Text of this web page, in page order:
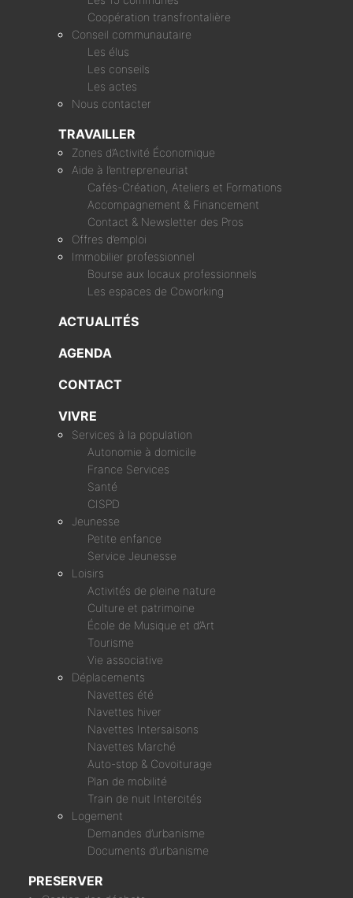
Coopération transfrontalière
Conseil communautaire
Les élus
Les conseils
Les actes
Nous contacter
TRAVAILLER
Zones d’Activité Économique
Aide à l’entrepreneuriat
Cafés-Création, Ateliers et Formations
Accompagnement & Financement
Contact & Newsletter des Pros
Offres d’emploi
Immobilier professionnel
Bourse aux locaux professionnels
Les espaces de Coworking
ACTUALITÉS
AGENDA
CONTACT
VIVRE
Services à la population
Autonomie à domicile
France Services
Santé
CISPD
Jeunesse
Petite enfance
Service Jeunesse
Loisirs
Activités de pleine nature
Culture et patrimoine
École de Musique et d’Art
Tourisme
Vie associative
Déplacements
Navettes été
Navettes hiver
Navettes Intersaisons
Navettes Marché
Auto-stop & Covoiturage
Plan de mobilité
Train de nuit Intercités
Logement
Demandes d’urbanisme
Documents d’urbanisme
PRESERVER